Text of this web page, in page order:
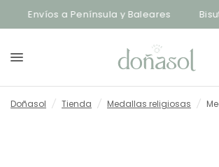
Envíos a Península y Baleares
Doñasol / Tienda / Medallas religiosas /